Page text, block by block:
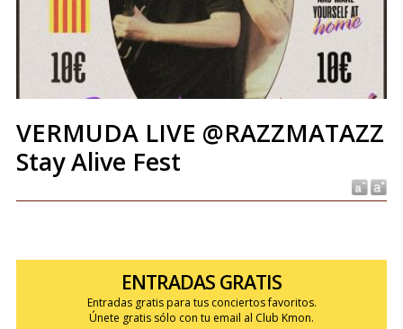
VERMUDA LIVE @RAZZMATAZZ
Stay Alive Fest
ENTRADAS GRATIS
Entradas gratis para tus conciertos favoritos.
Únete gratis sólo con tu email al Club Kmon.